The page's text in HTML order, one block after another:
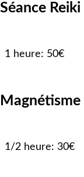
Séance Reiki
1 heure: 50€
Magnétisme
1/2 heure: 30€